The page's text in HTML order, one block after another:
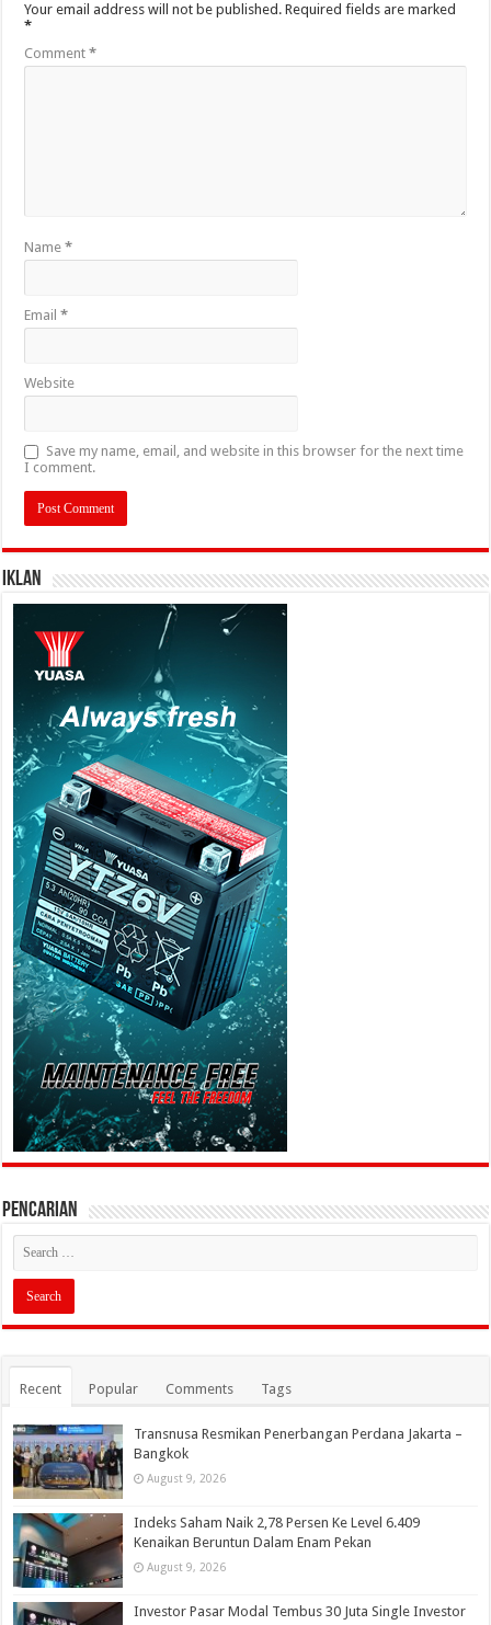
Your email address will not be published. Required fields are marked
*
Comment*
Name*
Email*
Website
Save my name, email, and website in this browser for the next time
I comment.
IKLAN
PENCARIAN
Recent Popular Comments Tags
Transnusa Resmikan Penerbangan Perdana Jakarta –
Bangkok
August 9, 2026
Indeks Saham Naik 2,78 Persen Ke Level 6.409
Kenaikan Beruntun Dalam Enam Pekan
August 9, 2026
Investor Pasar Modal Tembus 30 Juta Single Investor